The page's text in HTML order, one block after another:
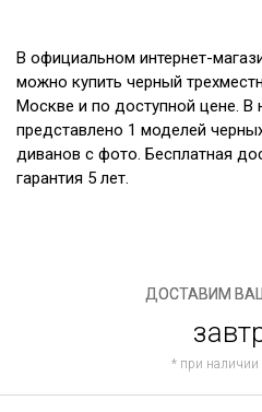
В официальном интернет-
можно купить черный
Москве и по доступной цене. В
представлено 1 моделей
диванов с фото. Бесплатная
гарантия 5 лет.
ДОСТАВИМ
* при наличии